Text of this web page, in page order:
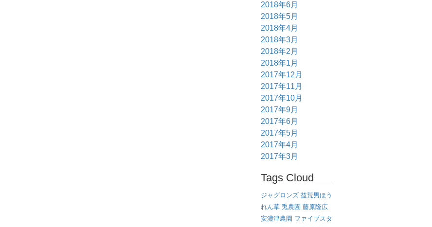
2018年6月
2018年5月
2018年4月
2018年3月
2018年2月
2018年1月
2017年12月
2017年11月
2017年10月
2017年9月
2017年6月
2017年5月
2017年4月
2017年3月
Tags Cloud
ジャグロンズ 益荒男ほう
れん草 兎農園 藤原隆広
安濃津農園 ファイブスタ